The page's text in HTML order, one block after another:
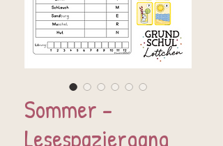
Sommer -
Lesespaziergang